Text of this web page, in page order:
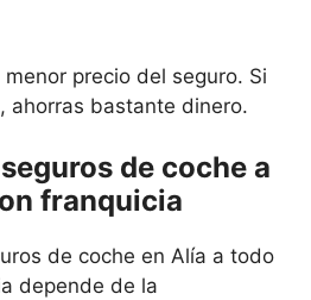
precio del seguro. Si
ahorras bastante dinero.
de coche a
franquicia
de coche en Alía a todo
depende de la